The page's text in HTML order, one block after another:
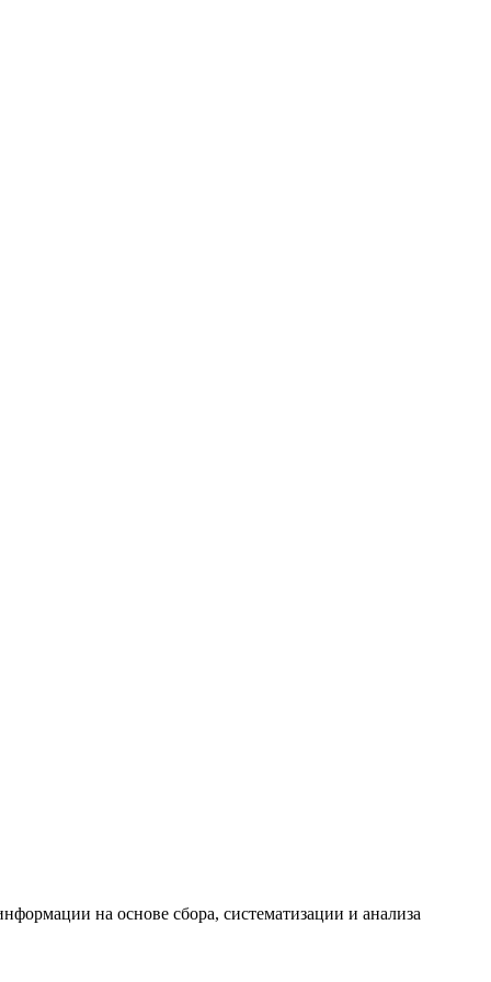
на основе сбора, систематизации и анализа